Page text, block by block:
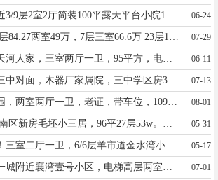
06-24
07-29
三中学区，天河人家，三室两厅一卫，95平方，电梯，老证，63万，电话13363788073 06-11
出售平安路三中对面，木器厂家属院，三中学区房3/6层，60平，双气二室一厅带地下室。停车方便，电话13171759991 07-13
永康城市花园，两室两厅一卫，老证，带车位，109平66万看房电话18732938700 08-01
05-31
低价急出售！三室二厅一卫，6/6层羊市道金水湾小区109平老证，售价38万。电话13803196994 05-17
07-01